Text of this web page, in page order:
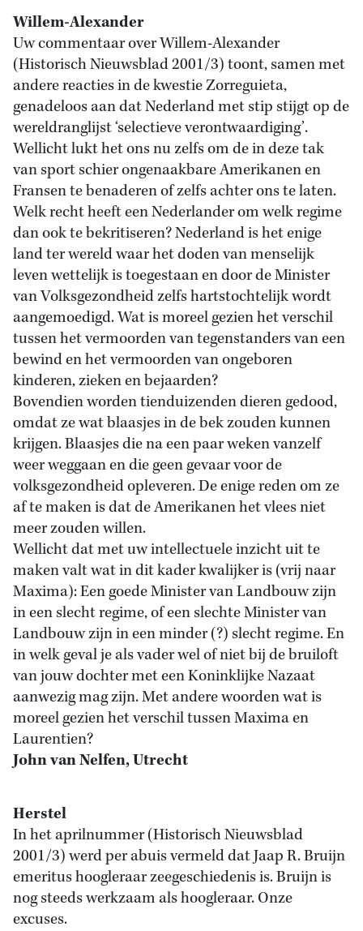
Willem-Alexander
Uw commentaar over Willem-Alexander
(Historisch Nieuwsblad 2001/3) toont, samen met
andere reacties in de kwestie Zorreguieta,
genadeloos aan dat Nederland met stip stijgt op de
wereldranglijst ‘selectieve verontwaardiging’.
Wellicht lukt het ons nu zelfs om de in deze tak
van sport schier ongenaakbare Amerikanen en
Fransen te benaderen of zelfs achter ons te laten.
Welk recht heeft een Nederlander om welk regime
dan ook te bekritiseren? Nederland is het enige
land ter wereld waar het doden van menselijk
leven wettelijk is toegestaan en door de Minister
van Volksgezondheid zelfs hartstochtelijk wordt
aangemoedigd. Wat is moreel gezien het verschil
tussen het vermoorden van tegenstanders van een
bewind en het vermoorden van ongeboren
kinderen, zieken en bejaarden?
Bovendien worden tienduizenden dieren gedood,
omdat ze wat blaasjes in de bek zouden kunnen
krijgen. Blaasjes die na een paar weken vanzelf
weer weggaan en die geen gevaar voor de
volksgezondheid opleveren. De enige reden om ze
af te maken is dat de Amerikanen het vlees niet
meer zouden willen.
Wellicht dat met uw intellectuele inzicht uit te
maken valt wat in dit kader kwalijker is (vrij naar
Maxima): Een goede Minister van Landbouw zijn
in een slecht regime, of een slechte Minister van
Landbouw zijn in een minder (?) slecht regime. En
in welk geval je als vader wel of niet bij de bruiloft
van jouw dochter met een Koninklijke Nazaat
aanwezig mag zijn. Met andere woorden wat is
moreel gezien het verschil tussen Maxima en
Laurentien?
John van Nelfen, Utrecht
Herstel
In het aprilnummer (Historisch Nieuwsblad
2001/3) werd per abuis vermeld dat Jaap R. Bruijn
emeritus hoogleraar zeegeschiedenis is. Bruijn is
nog steeds werkzaam als hoogleraar. Onze
excuses.